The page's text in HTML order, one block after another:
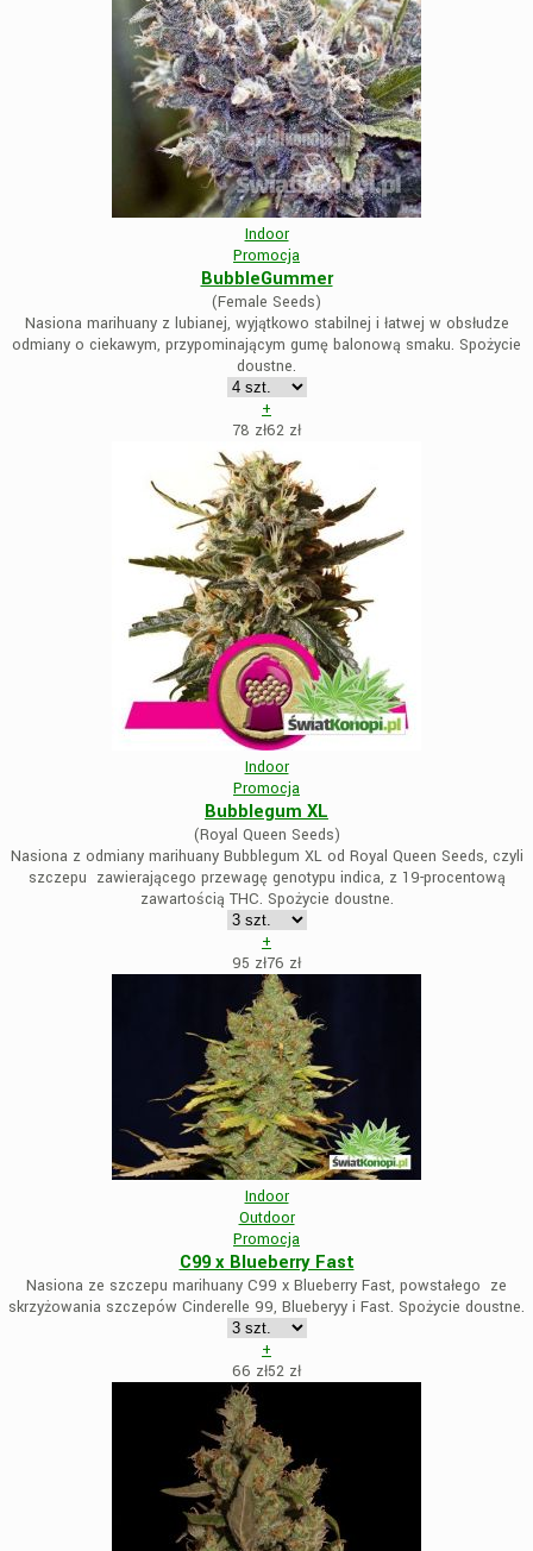
Indoor
Promocja
BubbleGummer
(Female Seeds)
Nasiona marihuany z lubianej, wyjątkowo stabilnej i łatwej w obsłudze
odmiany o ciekawym, przypominającym gumę balonową smaku. Spożycie
doustne.
+
78 zł62 zł
Indoor
Promocja
Bubblegum XL
(Royal Queen Seeds)
Nasiona z odmiany marihuany Bubblegum XL od Royal Queen Seeds, czyli
szczepu zawierającego przewagę genotypu indica, z 19-procentową
zawartością THC. Spożycie doustne.
+
95 zł76 zł
Indoor
Outdoor
Promocja
C99 x Blueberry Fast
Nasiona ze szczepu marihuany C99 x Blueberry Fast, powstałego ze
skrzyżowania szczepów Cinderelle 99, Blueberyy i Fast. Spożycie doustne.
+
66 zł52 zł